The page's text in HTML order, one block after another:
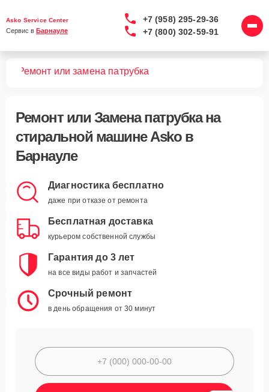
Asko Service Center
Сервис в Барнауле
+7 (958) 295-29-36
+7 (800) 302-59-91
Ремонт или замена патрубка
Ремонт или Замена патрубкана
стиральной машине Asko в
Барнауле
Диагностика бесплатно
даже при отказе от ремонта
Бесплатная доставка
курьером собственной службы
Гарантия до 3 лет
на все виды работ и запчастей
Срочный ремонт
в день обращения от 30 минут